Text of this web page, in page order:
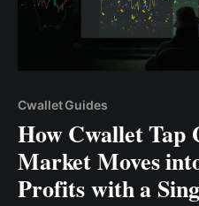
Cwallet Guides
How Cwallet Tap
Market Moves
Profits with a